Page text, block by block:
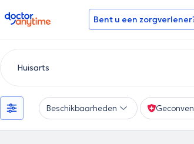
doctoranytime Bent u een
Beschikbaarheden